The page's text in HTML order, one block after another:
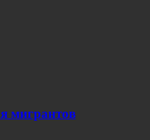
мигрантов